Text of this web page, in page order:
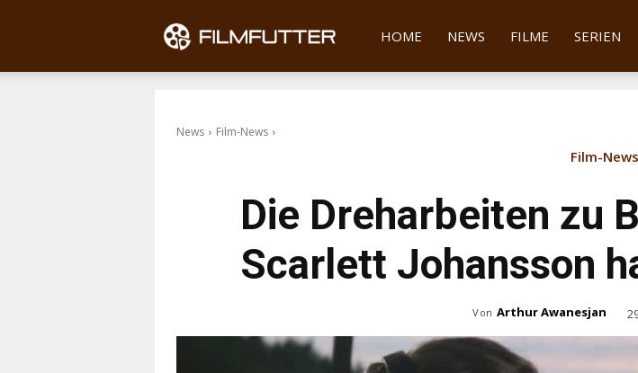
Filmfutter
HOME NEWS FILME SERIEN
News Film-News
Film-News
Die Dreharbeiten zu
Scarlett Johansson
Von Arthur Awanesjan